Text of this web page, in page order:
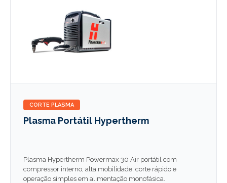
CORTE PLASMA
Plasma Portátil Hypertherm
Plasma Hypertherm Powermax 30 Air portátil com
compressor interno, alta mobilidade, corte rápido e
operação simples em alimentação monofásica.